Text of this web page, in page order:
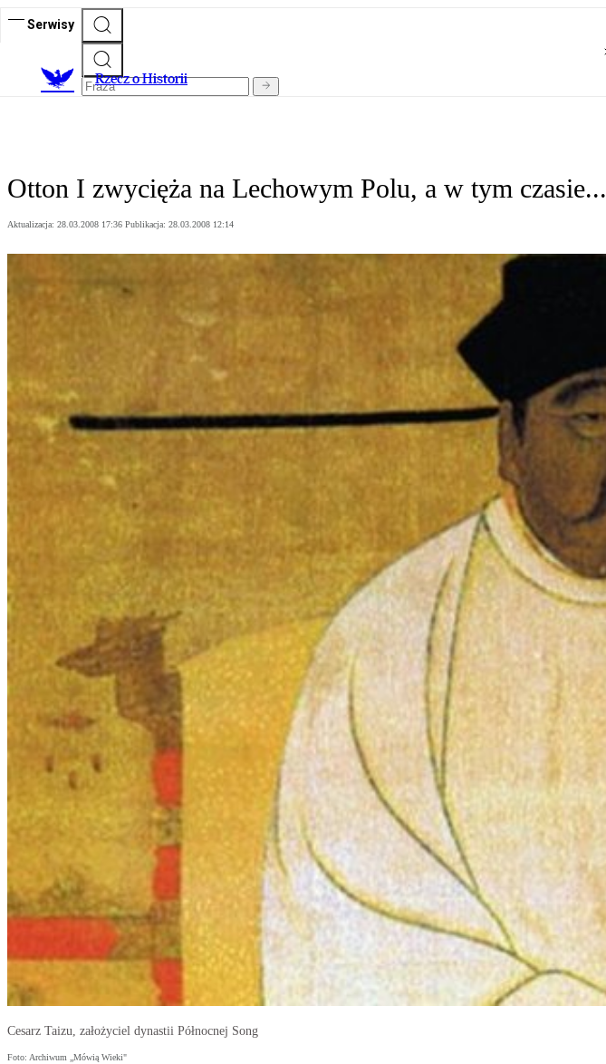
Serwisy
Rzecz o Historii
Otton I zwycięża na Lechowym Polu, a w tym czasie...
Aktualizacja: 28.03.2008 17:36 Publikacja: 28.03.2008 12:14
Cesarz Taizu, założyciel dynastii Północnej Song
Foto: Archiwum „Mówią Wieki"